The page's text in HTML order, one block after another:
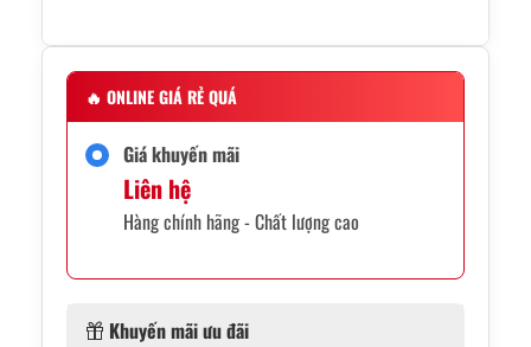
🔥 ONLINE GIÁ RẺ QUÁ
Giá khuyến mãi
Liên hệ
Hàng chính hãng - Chất lượng cao
Khuyến mãi ưu đãi